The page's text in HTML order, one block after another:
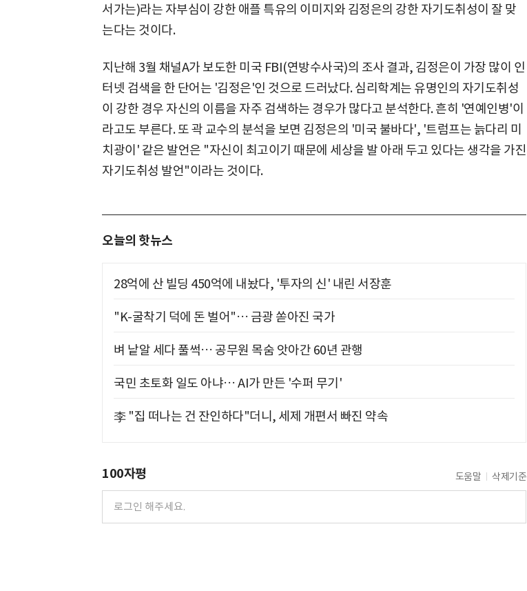
서가는)라는 자부심이 강한 애플 특유의 이미지와 김정은의 강한 자기도취성이 잘 맞
는다는 것이다.
지난해 3월 채널A가 보도한 미국 FBI(연방수사국)의 조사 결과, 김정은이 가장 많이 인
터넷 검색을 한 단어는 '김정은'인 것으로 드러났다. 심리학계는 유명인의 자기도취성
이 강한 경우 자신의 이름을 자주 검색하는 경우가 많다고 분석한다. 흔히 '연예인병'이
라고도 부른다. 또 곽 교수의 분석을 보면 김정은의 '미국 불바다', '트럼프는 늙다리 미
치광이' 같은 발언은 "자신이 최고이기 때문에 세상을 발 아래 두고 있다는 생각을 가진
자기도취성 발언"이라는 것이다.
오늘의 핫뉴스
28억에 산 빌딩 450억에 내놨다, '투자의 신' 내린 서장훈
"K-굴착기 덕에 돈 벌어"… 금광 쏟아진 국가
벼 낱알 세다 풀썩… 공무원 목숨 앗아간 60년 관행
국민 초토화 일도 아냐… AI가 만든 '수퍼 무기'
李 "집 떠나는 건 잔인하다"더니, 세제 개편서 빠진 약속
100자평 도움말 삭제기준